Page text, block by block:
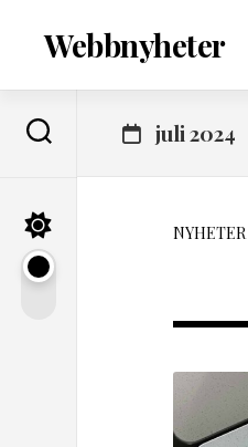
contentWebbnyheter
juli 2024
NYHETER